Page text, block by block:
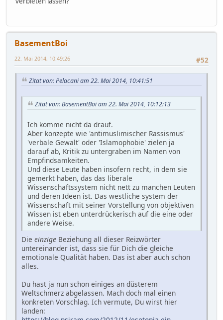
BasementBoi
#52
22. Mai 2014, 10:49:26
Zitat von: Pelacani am 22. Mai 2014, 10:41:51
Zitat von: BasementBoi am 22. Mai 2014, 10:12:13
Ich komme nicht da drauf.
Aber konzepte wie 'antimuslimischer Rassismus'
'verbale Gewalt' oder 'Islamophobie' zielen ja
darauf ab, Kritik zu untergraben im Namen von
Empfindsamkeiten.
Und diese Leute haben insofern recht, in dem sie
gemerkt haben, das das liberale
Wissenschaftssystem nicht nett zu manchen Leuten
und deren Ideen ist. Das westliche system der
Wissenschaft mit seiner Vorstellung von objektiven
Wissen ist eben unterdrückerisch auf die eine oder
andere Weise.
Die einzige Beziehung all dieser Reizwörter
untereinander ist, dass sie für Dich die gleiche
emotionale Qualität haben. Das ist aber auch schon
alles.
Du hast ja nun schon einiges an düsterem
Weltschmerz abgelassen. Mach doch mal einen
konkreten Vorschlag. Ich vermute, Du wirst hier
landen: